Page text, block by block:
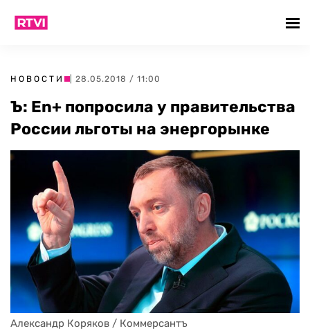
НОВОСТИ | 28.05.2018 / 11:00
Ъ: En+ попросила у правительства
России льготы на энергорынке
Александр Коряков / Коммерсантъ